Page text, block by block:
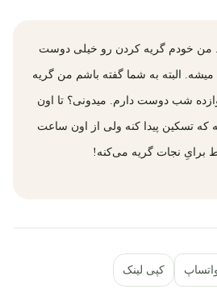
من خودم گريه كردن رو خيلى دوست
البته به شما گفته باشم من گريه
شب دوست دارم. ميدونى؟ تا اون
تسكين پيدا كنه ولی از اون ساعت
برایِ نجات گريه مى‌كنه!
کپی لینک